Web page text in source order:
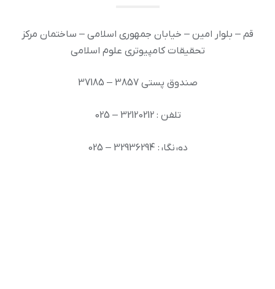
قم – بلوار امین – خیابان جمهوری اسلامی – ساختمان مرکز
تحقیقات کامپیوتری علوم اسلامی
صندوق پستی 3857 – 37185
تلفن : 32120212 – 025
دورنگار: 32936294 – 025